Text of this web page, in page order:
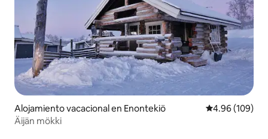
Alojamiento vacacional en Enontekiö Calificación
4.96 (109)
Äijän mökki